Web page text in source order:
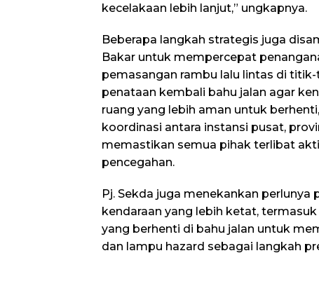
kecelakaan lebih lanjut,” ungkapnya.
Beberapa langkah strategis juga
Bakar untuk mempercepat
pemasangan rambu lalu lintas di
penataan kembali bahu jalan agar
ruang yang lebih aman untuk
koordinasi antara instansi pusat,
memastikan semua pihak terlibat
pencegahan.
Pj. Sekda juga menekankan perlunya
kendaraan yang lebih ketat,
yang berhenti di bahu jalan untuk
dan lampu hazard sebagai langkah